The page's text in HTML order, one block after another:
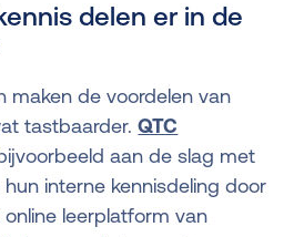
delen er in de
maken de voordelen van
tastbaarder.QTC
aan de slag met
interne kennisdeling door
leerplatform van